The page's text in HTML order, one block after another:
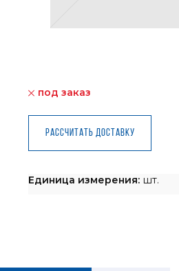
под заказ
Рассчитать доставку
Единица измерения: шт.